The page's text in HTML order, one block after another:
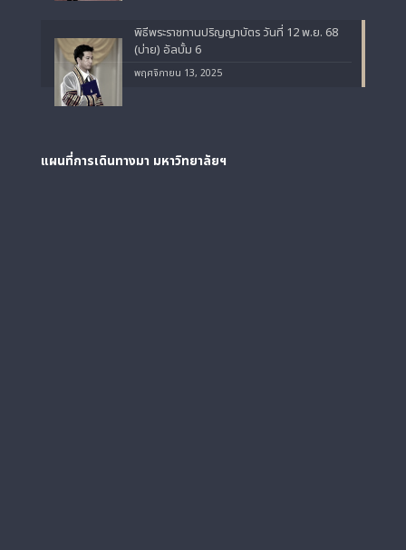
พิธีพระราชทานปริญญาบัตร วันที่ 12 พ.ย. 68
(บ่าย) อัลบั้ม 6
พฤศจิกายน 13, 2025
แผนที่การเดินทางมา มหาวิทยาลัยฯ